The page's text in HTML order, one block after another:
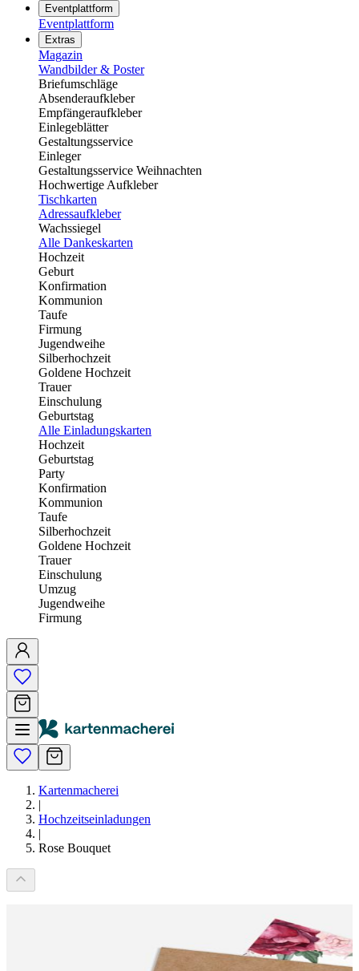
Eventplattform
Eventplattform
Extras
Magazin
Wandbilder & Poster
Briefumschläge
Absenderaufkleber
Empfängeraufkleber
Einlegeblätter
Gestaltungsservice
Einleger
Gestaltungsservice Weihnachten
Hochwertige Aufkleber
Tischkarten
Adressaufkleber
Wachssiegel
Alle Dankeskarten
Hochzeit
Geburt
Konfirmation
Kommunion
Taufe
Firmung
Jugendweihe
Silberhochzeit
Goldene Hochzeit
Trauer
Einschulung
Geburtstag
Alle Einladungskarten
Hochzeit
Geburtstag
Party
Konfirmation
Kommunion
Taufe
Silberhochzeit
Goldene Hochzeit
Trauer
Einschulung
Umzug
Jugendweihe
Firmung
Kartenmacherei
|
Hochzeitseinladungen
|
Rose Bouquet